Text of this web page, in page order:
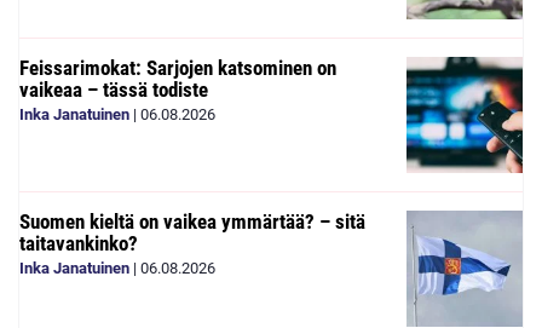
Feissarimokat: Sarjojen katsominen on
vaikeaa – tässä todiste
Inka Janatuinen | 06.08.2026
Suomen kieltä on vaikea ymmärtää? – sitä
taitavankinko?
Inka Janatuinen | 06.08.2026